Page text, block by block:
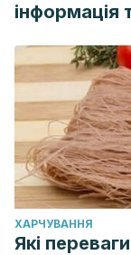
інформація
ХАРЧУВАННЯ
Які